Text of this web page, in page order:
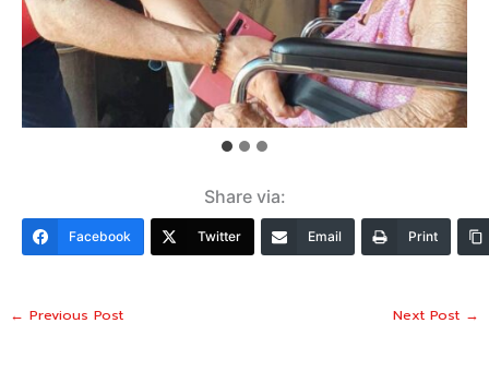
Share via:
Facebook Twitter Email Print
← Previous Post Next Post →